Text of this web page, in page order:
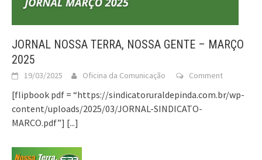
JORNAL NOSSA TERRA, NOSSA GENTE – MARÇO
2025
19/03/2025 Oficina da Comunicação Comment
[flipbook pdf = “https://sindicatoruraldepinda.com.br/wp-
content/uploads/2025/03/JORNAL-SINDICATO-
MARCO.pdf”] [...]